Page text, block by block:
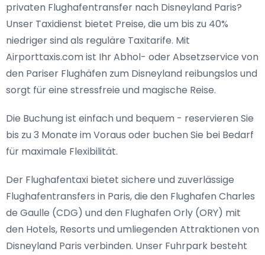
privaten Flughafentransfer nach Disneyland Paris?
Unser Taxidienst bietet Preise, die um bis zu 40%
niedriger sind als reguläre Taxitarife. Mit
Airporttaxis.com ist Ihr Abhol- oder Absetzservice von
den Pariser Flughäfen zum Disneyland reibungslos und
sorgt für eine stressfreie und magische Reise.
Die Buchung ist einfach und bequem - reservieren Sie
bis zu 3 Monate im Voraus oder buchen Sie bei Bedarf
für maximale Flexibilität.
Der Flughafentaxi bietet sichere und zuverlässige
Flughafentransfers in Paris, die den Flughafen Charles
de Gaulle (CDG) und den Flughafen Orly (ORY) mit
den Hotels, Resorts und umliegenden Attraktionen von
Disneyland Paris verbinden. Unser Fuhrpark besteht